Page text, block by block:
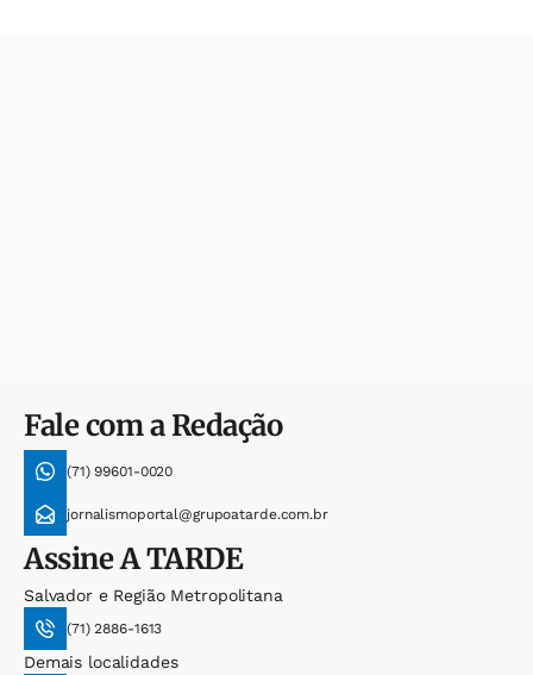
Fale com a Redação
(71) 99601-0020
jornalismoportal@grupoatarde.com.br
AssineA TARDE
Salvador e Região Metropolitana
(71) 2886-1613
Demais localidades